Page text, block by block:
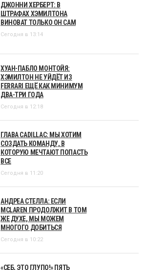
ДЖОННИ ХЕРБЕРТ: В
ШТРАФАХ ХЭМИЛТОНА
ВИНОВАТ ТОЛЬКО ОН САМ
Сегодня в 13:14
ХУАН-ПАБЛО МОНТОЙЯ:
ХЭМИЛТОН НЕ УЙДЁТ ИЗ
FERRARI ЕЩЁ КАК МИНИМУМ
ДВА-ТРИ ГОДА
Сегодня в 12:18
ГЛАВА CADILLAC: МЫ ХОТИМ
СОЗДАТЬ КОМАНДУ, В
КОТОРУЮ МЕЧТАЮТ ПОПАСТЬ
ВСЕ
Сегодня в 11:20
АНДРЕА СТЕЛЛА: ЕСЛИ
MCLAREN ПРОДОЛЖИТ В ТОМ
ЖЕ ДУХЕ, МЫ МОЖЕМ
МНОГОГО ДОБИТЬСЯ
Сегодня в 10:22
«СЕБ, ЭТО ГЛУПО!» ПЯТЬ